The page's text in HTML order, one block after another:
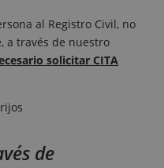
al Registro Civil, no
a través de nuestro
solicitar CITA
de